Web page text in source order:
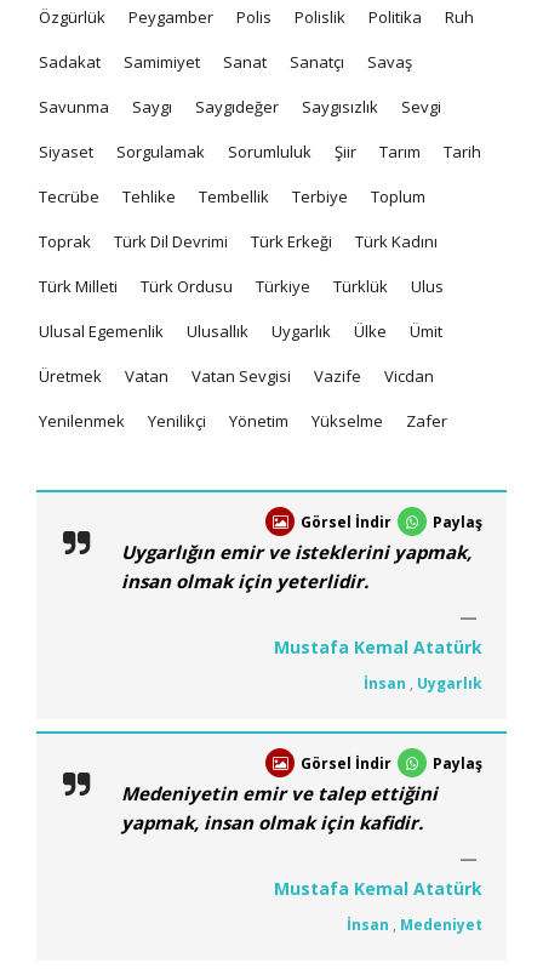
Özgürlük Peygamber Polis Polislik Politika Ruh
Sadakat Samimiyet Sanat Sanatçı Savaş
Savunma Saygı Saygıdeğer Saygısızlık Sevgi
Siyaset Sorgulamak Sorumluluk Şiir Tarım Tarih
Tecrübe Tehlike Tembellik Terbiye Toplum
Toprak Türk Dil Devrimi Türk Erkeği Türk Kadını
Türk Milleti Türk Ordusu Türkiye Türklük Ulus
Ulusal Egemenlik Ulusallık Uygarlık Ülke Ümit
Üretmek Vatan Vatan Sevgisi Vazife Vicdan
Yenilenmek Yenilikçi Yönetim Yükselme Zafer
Görsel İndir Paylaş
Uygarlığın emir ve isteklerini yapmak,
insan olmak için yeterlidir.
Mustafa Kemal Atatürk
İnsan , Uygarlık
Görsel İndir Paylaş
Medeniyetin emir ve talep ettiğini
yapmak, insan olmak için kafidir.
Mustafa Kemal Atatürk
İnsan , Medeniyet